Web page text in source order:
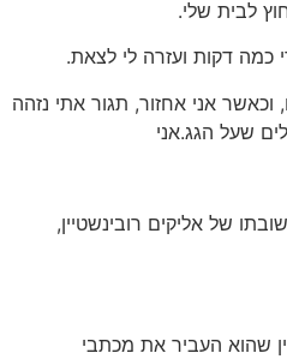
לבית שלי.
דקות ועזרה לי לצאת.
אני אחזור, תגור אתי נזהה
שעל הגג.אני
של אליקים רובינשטיין,
שהוא העביר את מכתבי